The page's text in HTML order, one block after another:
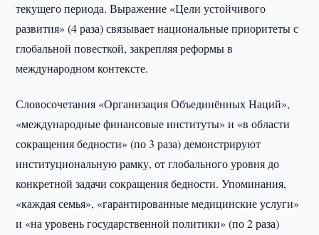
текущего периода. Выражение «Цели устойчивого
развития» (4 раза) связывает национальные приоритеты с
глобальной повесткой, закрепляя реформы в
международном контексте.
Словосочетания «Организация Объединённых Наций»,
«международные финансовые институты» и «в области
сокращения бедности» (по 3 раза) демонстрируют
институциональную рамку, от глобального уровня до
конкретной задачи сокращения бедности. Упоминания,
«каждая семья», «гарантированные медицинские услуги»
и «на уровень государственной политики» (по 2 раза)